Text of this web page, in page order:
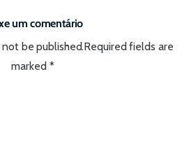
um comentário
be published.Required fields are
marked *